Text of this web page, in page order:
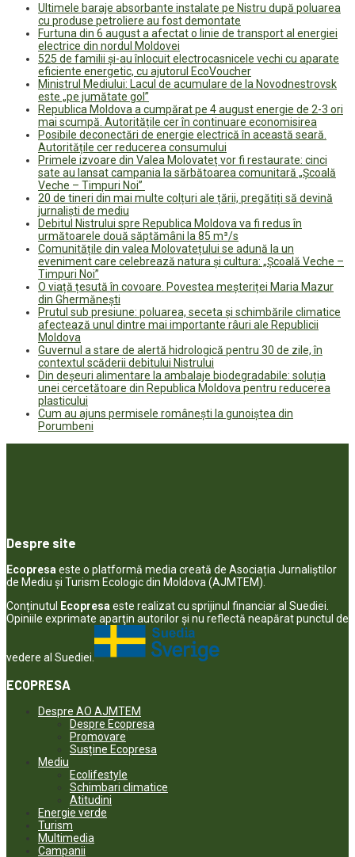
Ultimele baraje absorbante instalate pe Nistru după poluarea
cu produse petroliere au fost demontate
Furtuna din 6 august a afectat o linie de transport al energiei
electrice din nordul Moldovei
525 de familii și-au înlocuit electrocasnicele vechi cu aparate
eficiente energetic, cu ajutorul EcoVoucher
Ministrul Mediului: Lacul de acumulare de la Novodnestrovsk
este „pe jumătate gol”
Republica Moldova a cumpărat pe 4 august energie de 2-3 ori
mai scumpă. Autoritățile cer în continuare economisirea
Posibile deconectări de energie electrică în această seară.
Autoritățile cer reducerea consumului
Primele izvoare din Valea Molovateț vor fi restaurate: cinci
sate au lansat campania la sărbătoarea comunitară „Școală
Veche – Timpuri Noi”
20 de tineri din mai multe colțuri ale țării, pregătiți să devină
jurnaliști de mediu
Debitul Nistrului spre Republica Moldova va fi redus în
următoarele două săptămâni la 85 m³/s
Comunitățile din valea Molovatețului se adună la un
eveniment care celebrează natura și cultura: „Școală Veche –
Timpuri Noi”
O viață țesută în covoare. Povestea meșteriței Maria Mazur
din Ghermănești
Prutul sub presiune: poluarea, seceta și schimbările climatice
afectează unul dintre mai importante râuri ale Republicii
Moldova
Guvernul a stare de alertă hidrologică pentru 30 de zile, în
contextul scăderii debitului Nistrului
Din deșeuri alimentare la ambalaje biodegradabile: soluția
unei cercetătoare din Republica Moldova pentru reducerea
plasticului
Cum au ajuns permisele românești la gunoiștea din
Porumbeni
Despre site
Ecopresaeste o platformă media creată de Asociația Jurnaliștilor
de Mediu și Turism Ecologic din Moldova (AJMTEM).
Conținutul
Ecopresaeste realizat cu sprijinul financiar al Suediei.
Opiniile exprimate aparţin autorilor şi nu reflectă neapărat punctul de
vedere al Suediei.
ECOPRESA
Despre AO AJMTEM
Despre Ecopresa
Promovare
Susține Ecopresa
Mediu
Ecolifestyle
Schimbari climatice
Atitudini
Energie verde
Turism
Multimedia
Campanii